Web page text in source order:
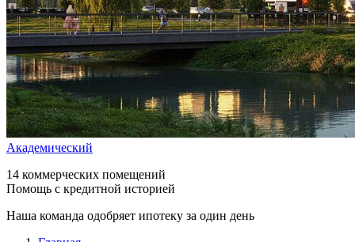
Академический
14 коммерческих помещений
Помощь с кредитной историей
Наша команда одобряет ипотеку за один день